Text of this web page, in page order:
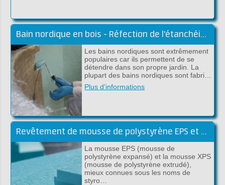
Bain nordique en bois - Réfection de l'étanchéité avec du polyester ou de l'époxy
Les bains nordiques sont extrêmement
populaires car ils permettent de se
détendre dans son propre jardin. La
plupart des bains nordiques sont fabri…
Plus d'informations
Revêtement de mousse de polystyrène EPS et XPS
La mousse EPS (mousse de
polystyrène expansé) et la mousse XPS
(mousse de polystyrène extrudé),
mieux connues sous les noms de
styro…